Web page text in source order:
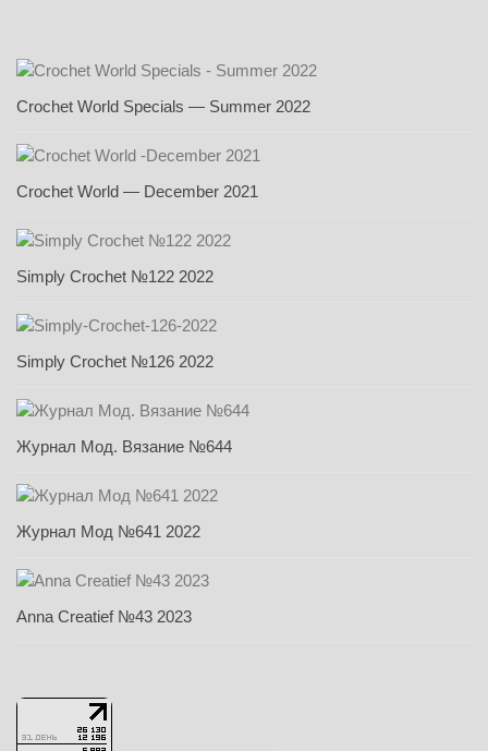
Crochet World Specials — Summer 2022
Crochet World — December 2021
Simply Crochet №122 2022
Simply Crochet №126 2022
Журнал Мод. Вязание №644
Журнал Мод №641 2022
Anna Creatief №43 2023